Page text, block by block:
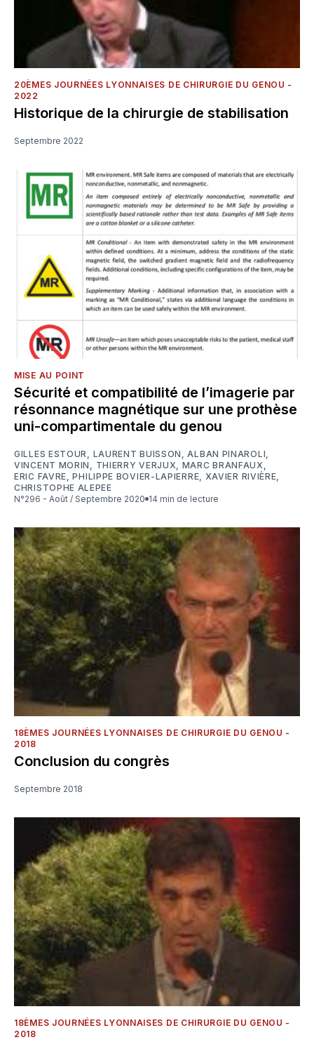
20ÈMES JOURNÉES LYONNAISES DE CHIRURGIE DU GENOU -
2022
Historique de la chirurgie de stabilisation
Septembre 2022
MISE AU POINT
Sécurité et compatibilité de l’imagerie par
résonnance magnétique sur une prothèse
uni-compartimentale du genou
GILLES ESTOUR LAURENT BUISSON ,ALBAN PINAROLI
VINCENT MORIN
THIERRY VERJUX MARC BRANFAUX
ERIC FAVRE ,PHILIPPE BOVIER-LAPIERRE XAVIER RIVIÈRE
CHRISTOPHE ALEPEE
N°296 - Août / Septembre 2020
14 min de lecture
18ÈMES JOURNÉES LYONNAISES DE CHIRURGIE DU GENOU -
2018
Conclusion du congrès
Septembre 2018
18ÈMES JOURNÉES LYONNAISES DE CHIRURGIE DU GENOU -
2018